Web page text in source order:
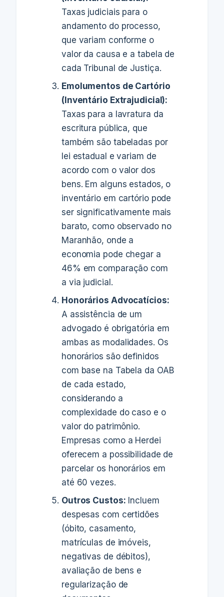
Taxas judiciais para o
andamento do processo,
que variam conforme o
valor da causa e a tabela de
cada Tribunal de Justiça.
Emolumentos de Cartório
(Inventário Extrajudicial):
Taxas para a lavratura da
escritura pública, que
também são tabeladas por
lei estadual e variam de
acordo com o valor dos
bens. Em alguns estados, o
inventário em cartório pode
ser significativamente mais
barato, como observado no
Maranhão, onde a
economia pode chegar a
46% em comparação com
a via judicial.
Honorários Advocatícios:
A assistência de um
advogado é obrigatória em
ambas as modalidades. Os
honorários são definidos
com base na Tabela da OAB
de cada estado,
considerando a
complexidade do caso e o
valor do patrimônio.
Empresas como a Herdei
oferecem a possibilidade de
parcelar os honorários em
até 60 vezes.
Outros Custos: Incluem
despesas com certidões
(óbito, casamento,
matrículas de imóveis,
negativas de débitos),
avaliação de bens e
regularização de